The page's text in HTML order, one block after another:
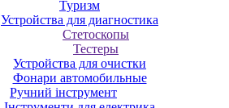
Туризм
Устройства для диагностика
Стетоскопы
Тестеры
Устройства для очистки
Фонари автомобильные
Ручний інструмент